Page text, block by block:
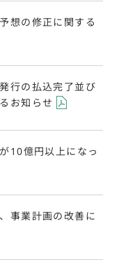
想の修正に関する
行の払込完了並び
お知らせ
10億円以上になっ
事業計画の改善に